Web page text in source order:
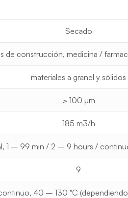
Secado
de construcción, medicina /
materiales a granel y sólidos
> 100 µm
185 m3/h
1 – 99 min / 2 – 9 hours /
9
40 – 130 °C